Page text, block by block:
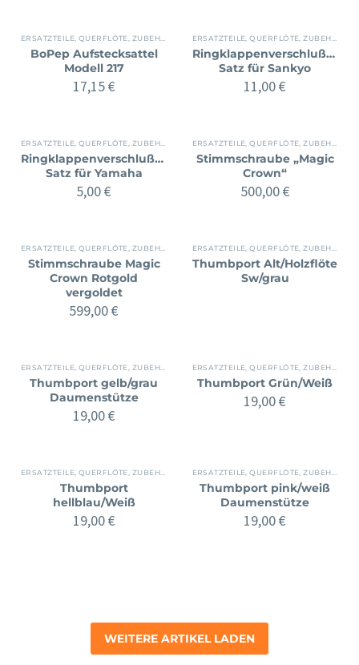
ERSATZTEILE QUERFLÖTE ZUBEHÖR
BoPep Aufstecksattel
Modell 217
17,15€
ERSATZTEILE ,QUERFLÖTE ,ZUBEHÖR
Satz für Sankyo
11,00€
ERSATZTEILE QUERFLÖTE ZUBEHÖR
Ringklappenverschlußkappen
Satz für Yamaha
5,00€
ERSATZTEILE ,QUERFLÖTE ,ZUBEHÖR
Stimmschraube „Magic
Crown“
500,00€
ERSATZTEILE QUERFLÖTE ZUBEHÖR
Stimmschraube Magic
Crown Rotgold
vergoldet
599,00€
ERSATZTEILE ,QUERFLÖTE ,ZUBEHÖR
Thumbport Alt/Holzflöte
Sw/grau
ERSATZTEILE QUERFLÖTE ZUBEHÖR
Thumbport gelb/grau
Daumenstütze
19,00€
ERSATZTEILE ,QUERFLÖTE ,ZUBEHÖR
Thumbport Grün/Weiß
19,00€
ERSATZTEILE QUERFLÖTE ZUBEHÖR
Thumbport
hellblau/Weiß
19,00€
ERSATZTEILE ,QUERFLÖTE ,ZUBEHÖR
Thumbport pink/weiß
Daumenstütze
19,00€
WEITERE ARTIKEL LADEN